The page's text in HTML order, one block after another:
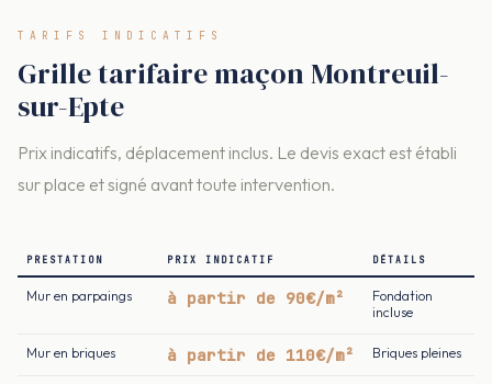
TARIFS INDICATIFS
Grille tarifaire maçon Montreuil-
sur-Epte
Prix indicatifs, déplacement inclus. Le devis exact est établi
sur place et signé avant toute intervention.
PRESTATION PRIX INDICATIF DÉTAILS
Mur en parpaings à partir de 90€/m²
Fondation
incluse
Mur en briques à partir de 110€/m² Briques pleines